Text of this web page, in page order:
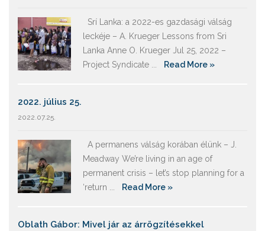
Srí Lanka: a 2022-es gazdasági válság
leckéje – A. Krueger Lessons from Sri
Lanka Anne O. Krueger Jul 25, 2022 –
Project Syndicate ...
Read More »
2022. július 25.
2022.07.25.
A permanens válság korában élünk – J.
Meadway We’re living in an age of
permanent crisis – let’s stop planning for a
‘return ...
Read More »
Oblath Gábor: Mivel jár az árrögzítésekkel